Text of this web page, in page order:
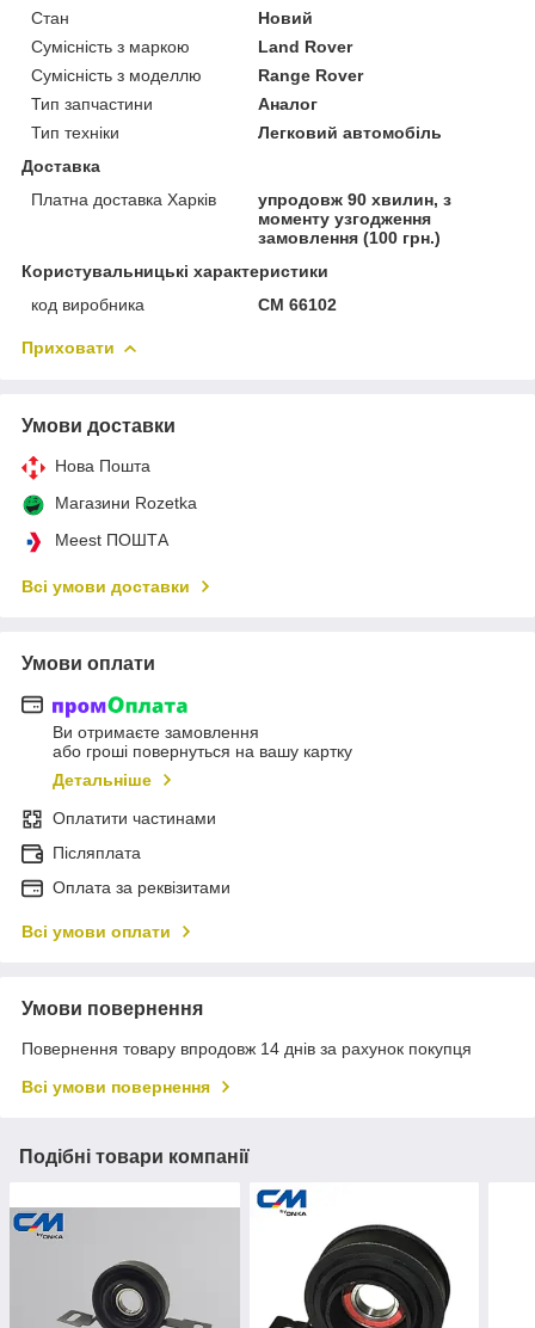
Стан
Новий
Сумісність з маркою
Land Rover
Сумісність з моделлю
Range Rover
Тип запчастини
Аналог
Тип техніки
Легковий автомобіль
Доставка
Платна доставка Харків
упродовж 90 хвилин, з
моменту узгодження
замовлення (100 грн.)
Користувальницькі характеристики
код виробника
СM 66102
Приховати
Умови доставки
Нова Пошта
Магазини Rozetka
Meest ПОШТА
Всі умови доставки
Умови оплати
Ви отримаєте замовлення
або гроші повернуться на вашу картку
Детальніше
Оплатити частинами
Післяплата
Оплата за реквізитами
Всі умови оплати
Умови повернення
Повернення товару впродовж 14 днів за рахунок покупця
Всі умови повернення
Подібні товари компанії